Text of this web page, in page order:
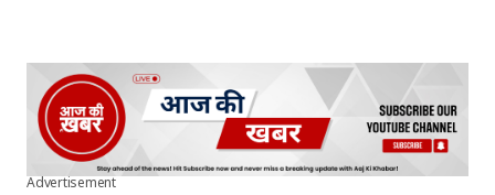
Advertisement